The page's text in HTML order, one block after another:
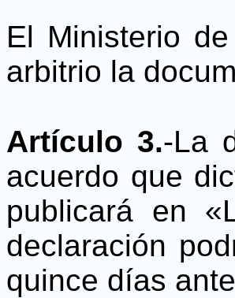
El Ministerio
arbitrio la
Artículo 3.-La
acuerdo que
publicará en
declaración
quince días